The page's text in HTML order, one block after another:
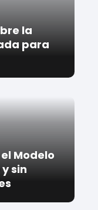
la
para
Modelo
sin